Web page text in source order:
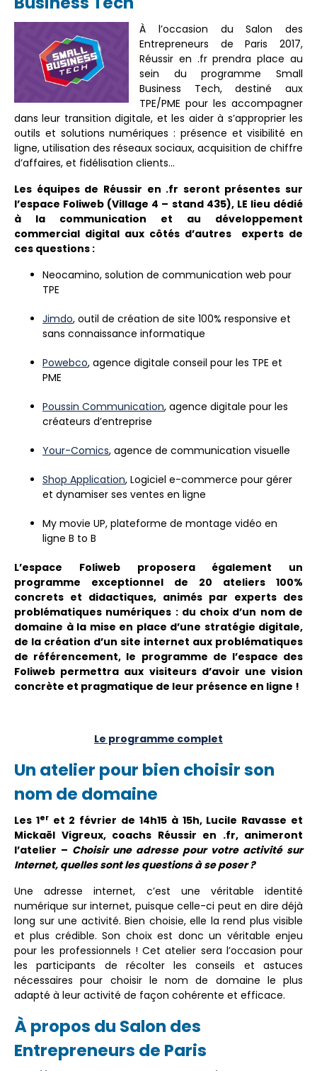
À l’occasion du Salon des
Entrepreneurs de Paris 2017,
Réussir en .fr prendra place au
sein du programme Small
Business Tech, destiné aux
TPE/PME pour les accompagner
dans leur transition digitale, et les aider à s’approprier les
outils et solutions numériques : présence et visibilité en
ligne, utilisation des réseaux sociaux, acquisition de chiffre
d’affaires, et fidélisation clients…
Les équipes de Réussir en .fr seront présentes sur
l’espace Foliweb (Village 4 – stand 435), LE lieu dédié
à la communication et au développement
commercial digital aux côtés d’autres experts de
ces questions :
Neocamino, solution de communication web pour
TPE
Jimdo, outil de création de site 100% responsive et
sans connaissance informatique
Powebco, agence digitale conseil pour les TPE et
PME
Poussin Communication, agence digitale pour les
créateurs d’entreprise
Your-Comics, agence de communication visuelle
Shop Application, Logiciel e-commerce pour gérer
et dynamiser ses ventes en ligne
My movie UP, plateforme de montage vidéo en
ligne B to B
L’espace Foliweb proposera également un
programme exceptionnel de 20 ateliers 100%
concrets et didactiques, animés par experts des
problématiques numériques : du choix d’un nom de
domaine à la mise en place d’une stratégie digitale,
de la création d’un site internet aux problématiques
de référencement, le programme de l’espace des
Foliweb permettra aux visiteurs d’avoir une vision
concrète et pragmatique de leur présence en ligne !
Le programme complet
Un atelier pour bien choisir son
nom de domaine
Les 1eret 2 février de 14h15 à 15h, Lucile Ravasse et
Mickaël Vigreux, coachs Réussir en .fr, animeront
l’atelier – Choisir une adresse pour votre activité sur
Internet, quelles sont les questions à se poser ?
Une adresse internet, c’est une véritable identité
numérique sur internet, puisque celle-ci peut en dire déjà
long sur une activité. Bien choisie, elle la rend plus visible
et plus crédible. Son choix est donc un véritable enjeu
pour les professionnels ! Cet atelier sera l’occasion pour
les participants de récolter les conseils et astuces
nécessaires pour choisir le nom de domaine le plus
adapté à leur activité de façon cohérente et efficace.
À propos du Salon des
Entrepreneurs de Paris